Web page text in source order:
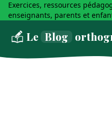
Exercices, ressources
enseignants, parents et
Le Blog